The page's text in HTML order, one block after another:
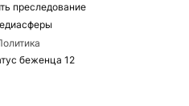
преследование
беженца 12